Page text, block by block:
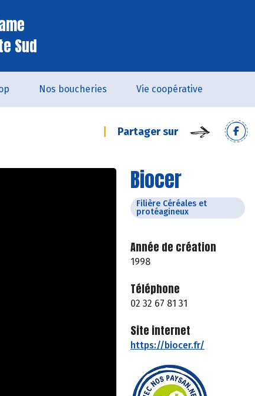
Sud
Nos boucheries Vie coopérative
Partager sur
Biocer
Filière Céréales et
protéagineux
Année de création
1998
Téléphone
02 32 67 81 31
Site internet
https://biocer.fr/